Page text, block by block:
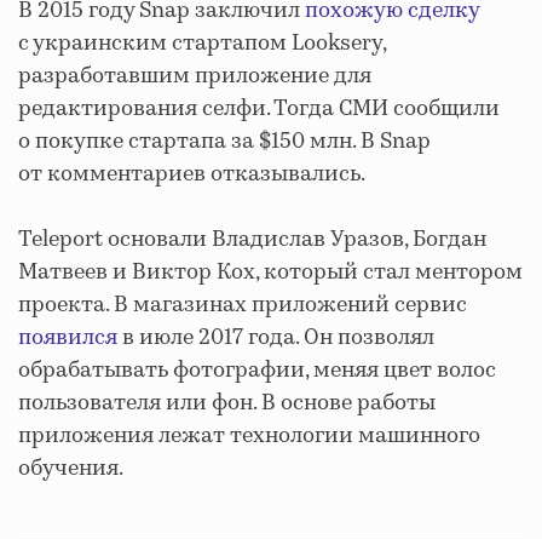
В 2015 году Snap заключилпохожую сделку
с украинским стартапом Looksery,
разработавшим приложение для
редактирования селфи. Тогда СМИ сообщили
о покупке стартапа за $150 млн. В Snap
от комментариев отказывались.
Teleport основали Владислав Уразов, Богдан
Матвеев и Виктор Кох, который стал ментором
проекта. В магазинах приложений сервис
появилсяв июле 2017 года. Он позволял
обрабатывать фотографии, меняя цвет волос
пользователя или фон. В основе работы
приложения лежат технологии машинного
обучения.